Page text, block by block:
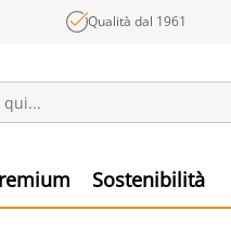
Qualità dal 1961
Sostenibilità